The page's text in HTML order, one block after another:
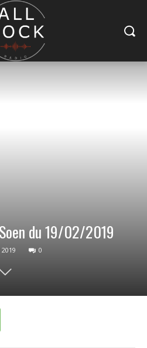
du 19/02/2019
2019 0